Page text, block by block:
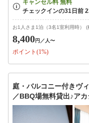
お1人さま1泊（3名1室利用時） (
8,400円 ／人〜
ポイント(1%)
庭・バルコニー付きヴ
／BBQ場無料貸出♪ア